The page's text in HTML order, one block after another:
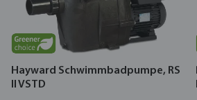
Hayward Schwimmbadpumpe, RS
II VSTD